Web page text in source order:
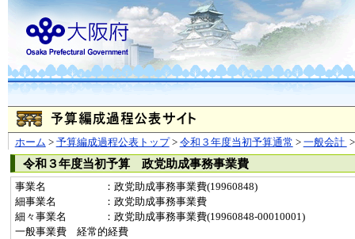
ホーム > 予算編成過程公表トップ> 令和３年度当初予算通常 > 一般会計
令和３年度当初予算 政党助成事務事業費
事業名
：政党助成事務事業費(19960848)
細事業名
：政党助成事務事業費
細々事業名
：政党助成事務事業費(19960848-00010001)
一般事業費 経常的経費